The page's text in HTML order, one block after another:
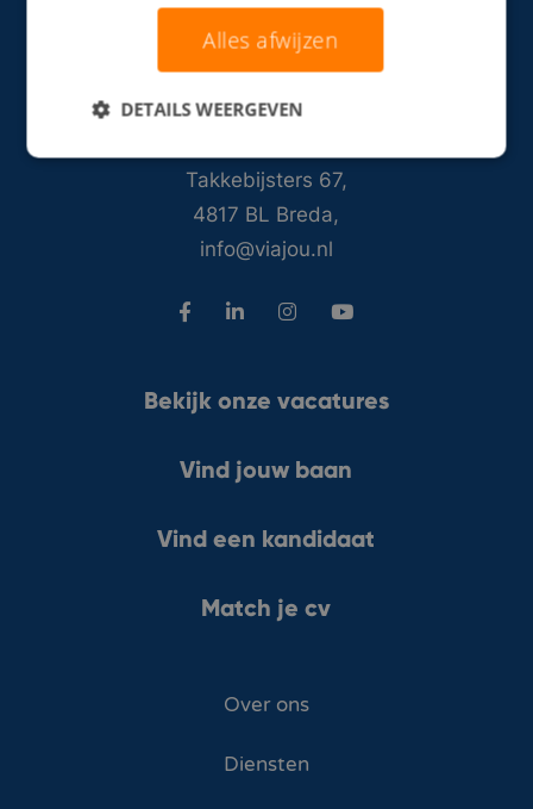
Takkebijsters 67,
4817 BL Breda,
info@viajou.nl
Bekijk onze vacatures
Vind jouw baan
Vind een kandidaat
Match je cv
Over ons
Diensten
Alles afwijzen
DETAILS WEERGEVEN